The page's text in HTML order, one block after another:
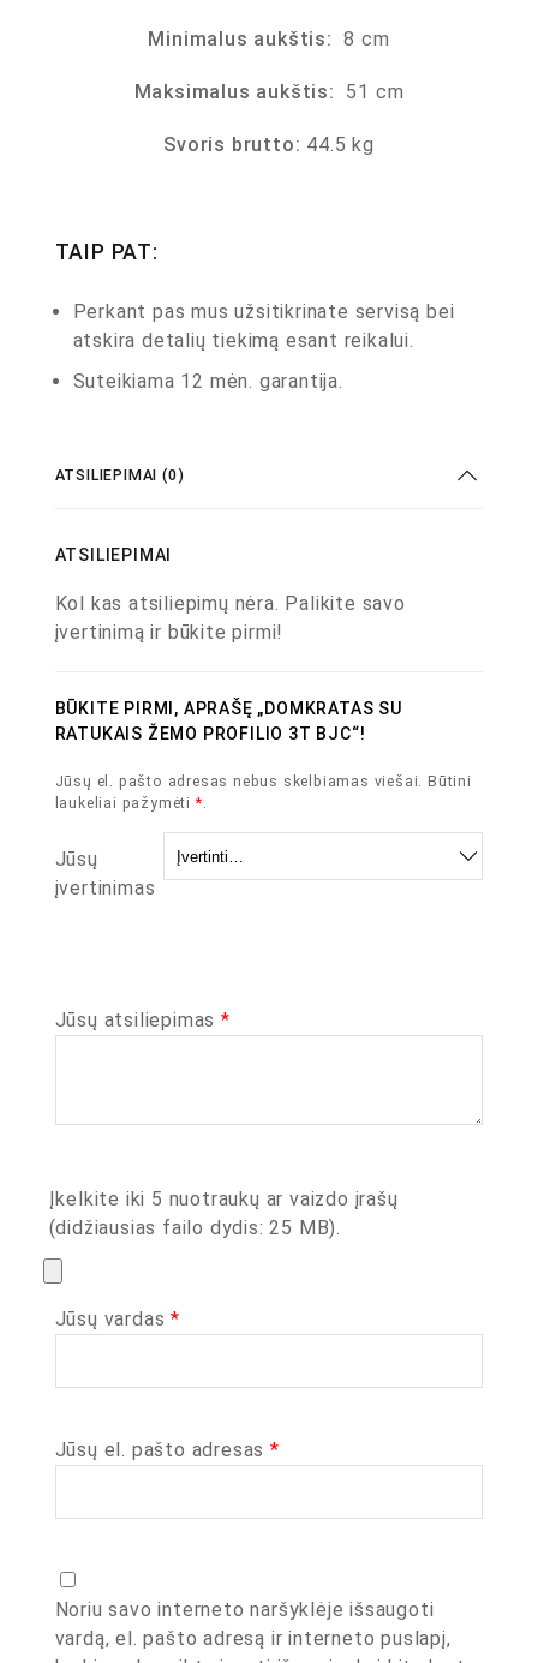
Minimalus aukštis: 8 cm
Maksimalus aukštis: 51 cm
Svoris brutto: 44.5 kg
TAIP PAT:
Perkant pas mus užsitikrinate servisą bei
atskira detalių tiekimą esant reikalui.
Suteikiama 12 mėn. garantija.
ATSILIEPIMAI (0)
ATSILIEPIMAI
Kol kas atsiliepimų nėra. Palikite savo
įvertinimą ir būkite pirmi!
BŪKITE PIRMI, APRAŠĘ „DOMKRATAS SU
RATUKAIS ŽEMO PROFILIO 3T BJC“!
Jūsų el. pašto adresas nebus skelbiamas viešai. Būtini
laukeliai pažymėti *.
Jūsų
įvertinimas
Jūsų atsiliepimas *
Įkelkite iki 5 nuotraukų ar vaizdo įrašų
(didžiausias failo dydis: 25 MB).
Jūsų vardas*
Jūsų el. pašto adresas *
Noriu savo interneto naršyklėje išsaugoti
vardą, el. pašto adresą ir interneto puslapį,